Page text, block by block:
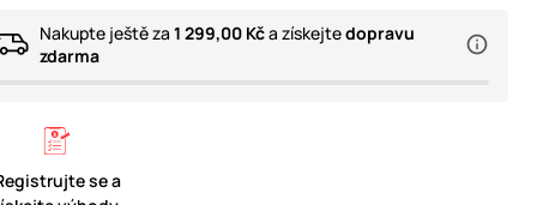
Nakupte ještě za 1 299,00 Kča získejtedopravu
zdarma
se a